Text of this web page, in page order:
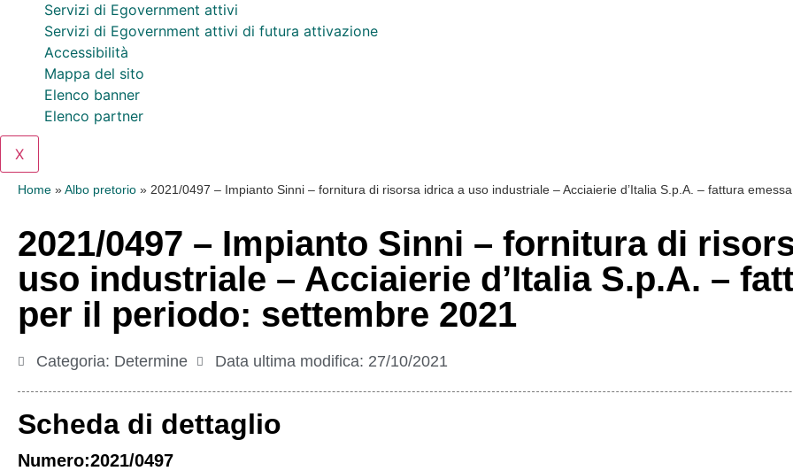
Servizi di Egovernment attivi
Servizi di Egovernment attivi di futura attivazione
Accessibilità
Mappa del sito
Elenco banner
Elenco partner
X
Home » Albo pretorio » 2021/0497 – Impianto Sinni – fornitura di risorsa idrica a uso industriale – Acciaierie d’Italia S.p.A. – fattura
2021/0497 – Impianto Sinni – fornitura di
uso industriale – Acciaierie d’Italia S.p.A. –
per il periodo: settembre 2021
Categoria: Determine Data ultima modifica: 27/10/2021
Scheda di dettaglio
Numero:2021/0497